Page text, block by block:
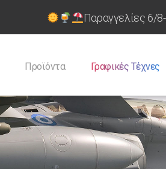
Παραγγελίες 6/
Προϊόντα Γραφικές Τέχνες